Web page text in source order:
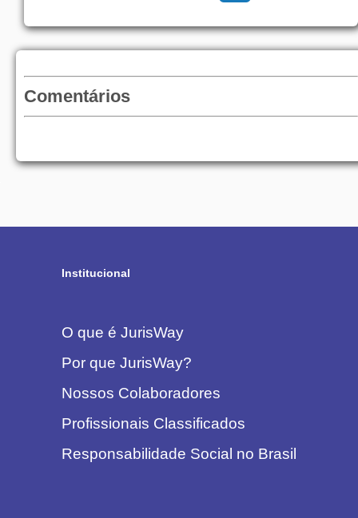
Comentários
Institucional
O que é JurisWay
Por que JurisWay?
Nossos Colaboradores
Profissionais Classificados
Responsabilidade Social no Brasil